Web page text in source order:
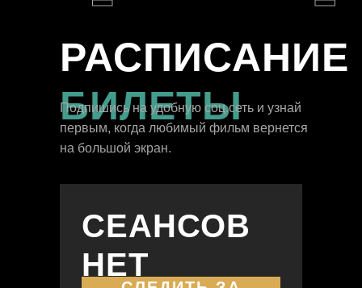
РАСПИСАНИЕ
БИЛЕТЫ
Подпишись на удобную соц.сеть и узнай
первым, когда любимый фильм вернется
на большой экран.
СЕАНСОВ
НЕТ